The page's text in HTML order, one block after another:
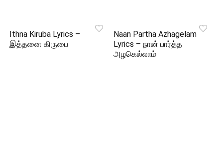
Ithna Kiruba Lyrics –
இத்தனை கிருபை
Naan Partha Azhagelam
Lyrics – நான் பார்த்த
அழகெல்லாம்